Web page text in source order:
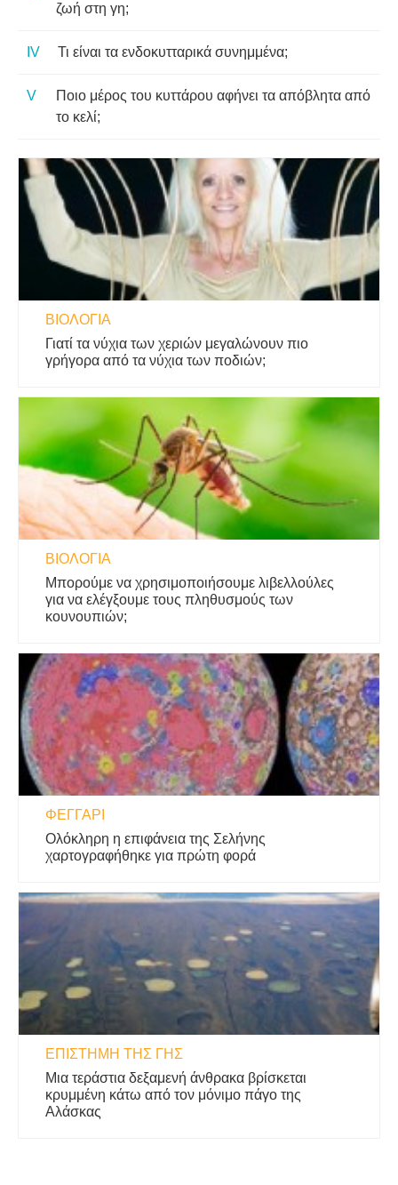
ζωή στη γη;
Τι είναι τα ενδοκυτταρικά συνημμένα;
Ποιο μέρος του κυττάρου αφήνει τα απόβλητα από
το κελί;
ΒΙΟΛΟΓΊΑ
Γιατί τα νύχια των χεριών μεγαλώνουν πιο
γρήγορα από τα νύχια των ποδιών;
ΒΙΟΛΟΓΊΑ
Μπορούμε να χρησιμοποιήσουμε λιβελλούλες
για να ελέγξουμε τους πληθυσμούς των
κουνουπιών;
ΦΕΓΓΆΡΙ
Ολόκληρη η επιφάνεια της Σελήνης
χαρτογραφήθηκε για πρώτη φορά
ΕΠΙΣΤΉΜΗ ΤΗΣ ΓΗΣ
Μια τεράστια δεξαμενή άνθρακα βρίσκεται
κρυμμένη κάτω από τον μόνιμο πάγο της
Αλάσκας